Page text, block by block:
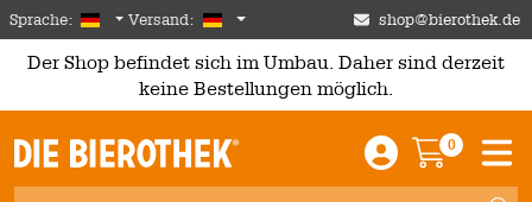
Skip to main content
Sprache: German
Versand: Deutschland shop@bierothek.de
Der Shop befindet sich im Umbau. Daher sind derzeit
keine Bestellungen möglich.
Einloggen /
0